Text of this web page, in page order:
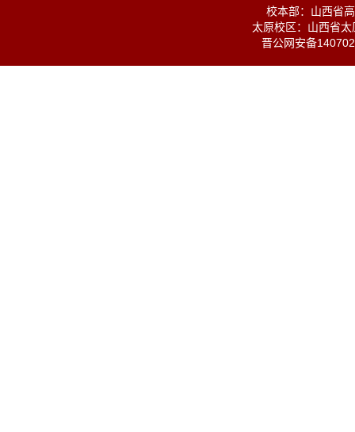
校本部：山西省
太原校区：山西省
晋公网安备